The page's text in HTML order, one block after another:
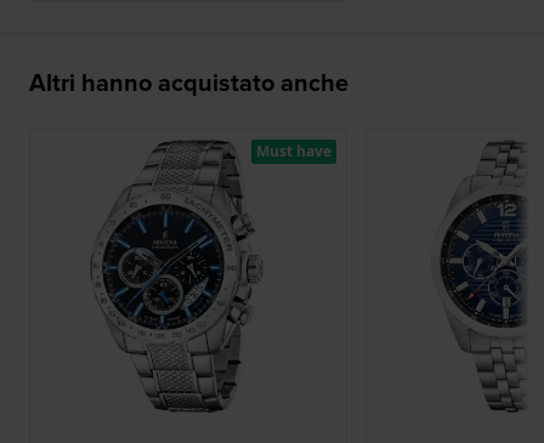
Altri hanno acquistato anche
Must have